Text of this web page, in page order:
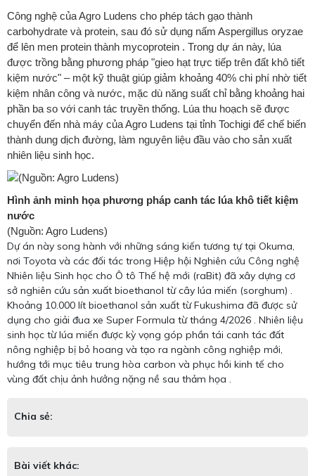
Công nghệ của Agro Ludens cho phép tách gạo thành
carbohydrate và protein, sau đó sử dụng nấm Aspergillus oryzae
để lên men protein thành mycoprotein . Trong dự án này, lúa
được trồng bằng phương pháp "gieo hạt trực tiếp trên đất khô tiết
kiệm nước" – một kỹ thuật giúp giảm khoảng 40% chi phí nhờ tiết
kiệm nhân công và nước, mặc dù năng suất chỉ bằng khoảng hai
phần ba so với canh tác truyền thống. Lúa thu hoạch sẽ được
chuyển đến nhà máy của Agro Ludens tại tỉnh Tochigi để chế biến
thành dung dịch đường, làm nguyên liệu đầu vào cho sản xuất
nhiên liệu sinh học.
Hình ảnh minh họa phương pháp canh tác lúa khô tiết kiệm
nước
(Nguồn: Agro Ludens)
Dự án này song hành với những sáng kiến tương tự tại Okuma,
nơi Toyota và các đối tác trong Hiệp hội Nghiên cứu Công nghệ
Nhiên liệu Sinh học cho Ô tô Thế hệ mới (raBit) đã xây dựng cơ
sở nghiên cứu sản xuất bioethanol từ cây lúa miến (sorghum) .
Khoảng 10.000 lít bioethanol sản xuất từ Fukushima đã được sử
dụng cho giải đua xe Super Formula từ tháng 4/2026 . Nhiên liệu
sinh học từ lúa miến được kỳ vọng góp phần tái canh tác đất
nông nghiệp bị bỏ hoang và tạo ra ngành công nghiệp mới,
hướng tới mục tiêu trung hòa carbon và phục hồi kinh tế cho
vùng đất chịu ảnh hưởng nặng nề sau thảm họa .
Chia sẻ:
Bài viết khác: